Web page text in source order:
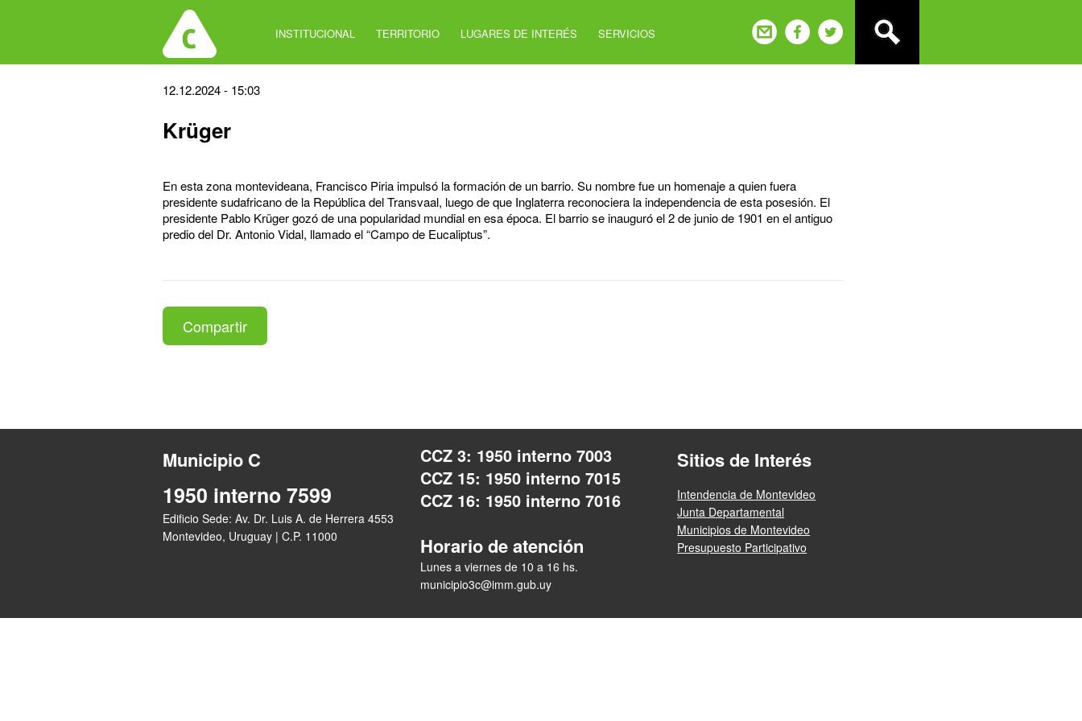
INSTITUCIONAL TERRITORIO LUGARES DE INTERÉS SERVICIOS
Back
top
12.12.2024 - 15:03
Krüger
En esta zona montevideana, Francisco Piria impulsó la formación de un barrio. Su nombre fue un homenaje a quien fuera
presidente sudafricano de la República del Transvaal, luego de que Inglaterra reconociera la independencia de esta posesión. El
presidente Pablo Krüger gozó de una popularidad mundial en esa época. El barrio se inauguró el 2 de junio de 1901 en el antiguo
predio del Dr. Antonio Vidal, llamado el “Campo de Eucaliptus”.
Compartir
Municipio C
1950 interno 7599
Edificio Sede: Av. Dr. Luis A. de Herrera 4553
Montevideo, Uruguay | C.P. 11000
CCZ 3: 1950 interno 7003
CCZ 15: 1950 interno 7015
CCZ 16: 1950 interno 7016
Horario de atención
Lunes a viernes de 10 a 16 hs.
municipio3c@imm.gub.uy
Sitios de Interés
Intendencia de Montevideo
Junta Departamental
Municipios de Montevideo
Presupuesto Participativo